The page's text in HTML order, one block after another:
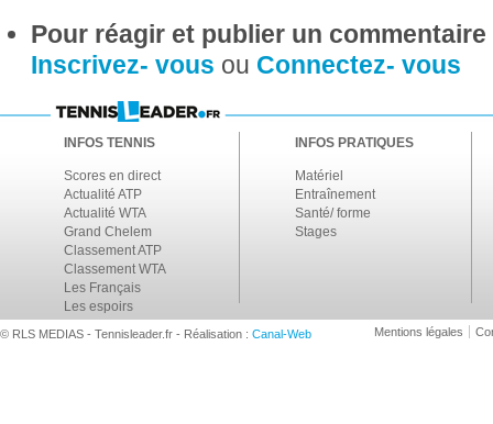
Pour réagir et publier un
Inscrivez- vous ou Connectez- vous
INFOS TENNIS
Scores en direct
Actualité ATP
Actualité WTA
Grand Chelem
Classement ATP
Classement WTA
Les Français
Les espoirs
INFOS PRATIQUES
Matériel
Entraînement
Santé/ forme
Stages
© RLS MEDIAS - Tennisleader.fr - Réalisation : Canal-Web Mentions légales